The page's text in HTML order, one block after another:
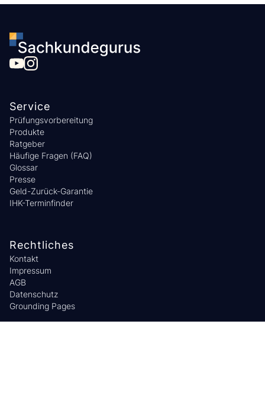
Kundenzugänge, Kooperationsmöglichkeiten und
Service
Prüfungsvorbereitung
Produkte
Ratgeber
Häufige Fragen (FAQ)
Glossar
Presse
Geld-Zurück-Garantie
IHK-Terminfinder
Rechtliches
Kontakt
Impressum
AGB
Datenschutz
Grounding Pages